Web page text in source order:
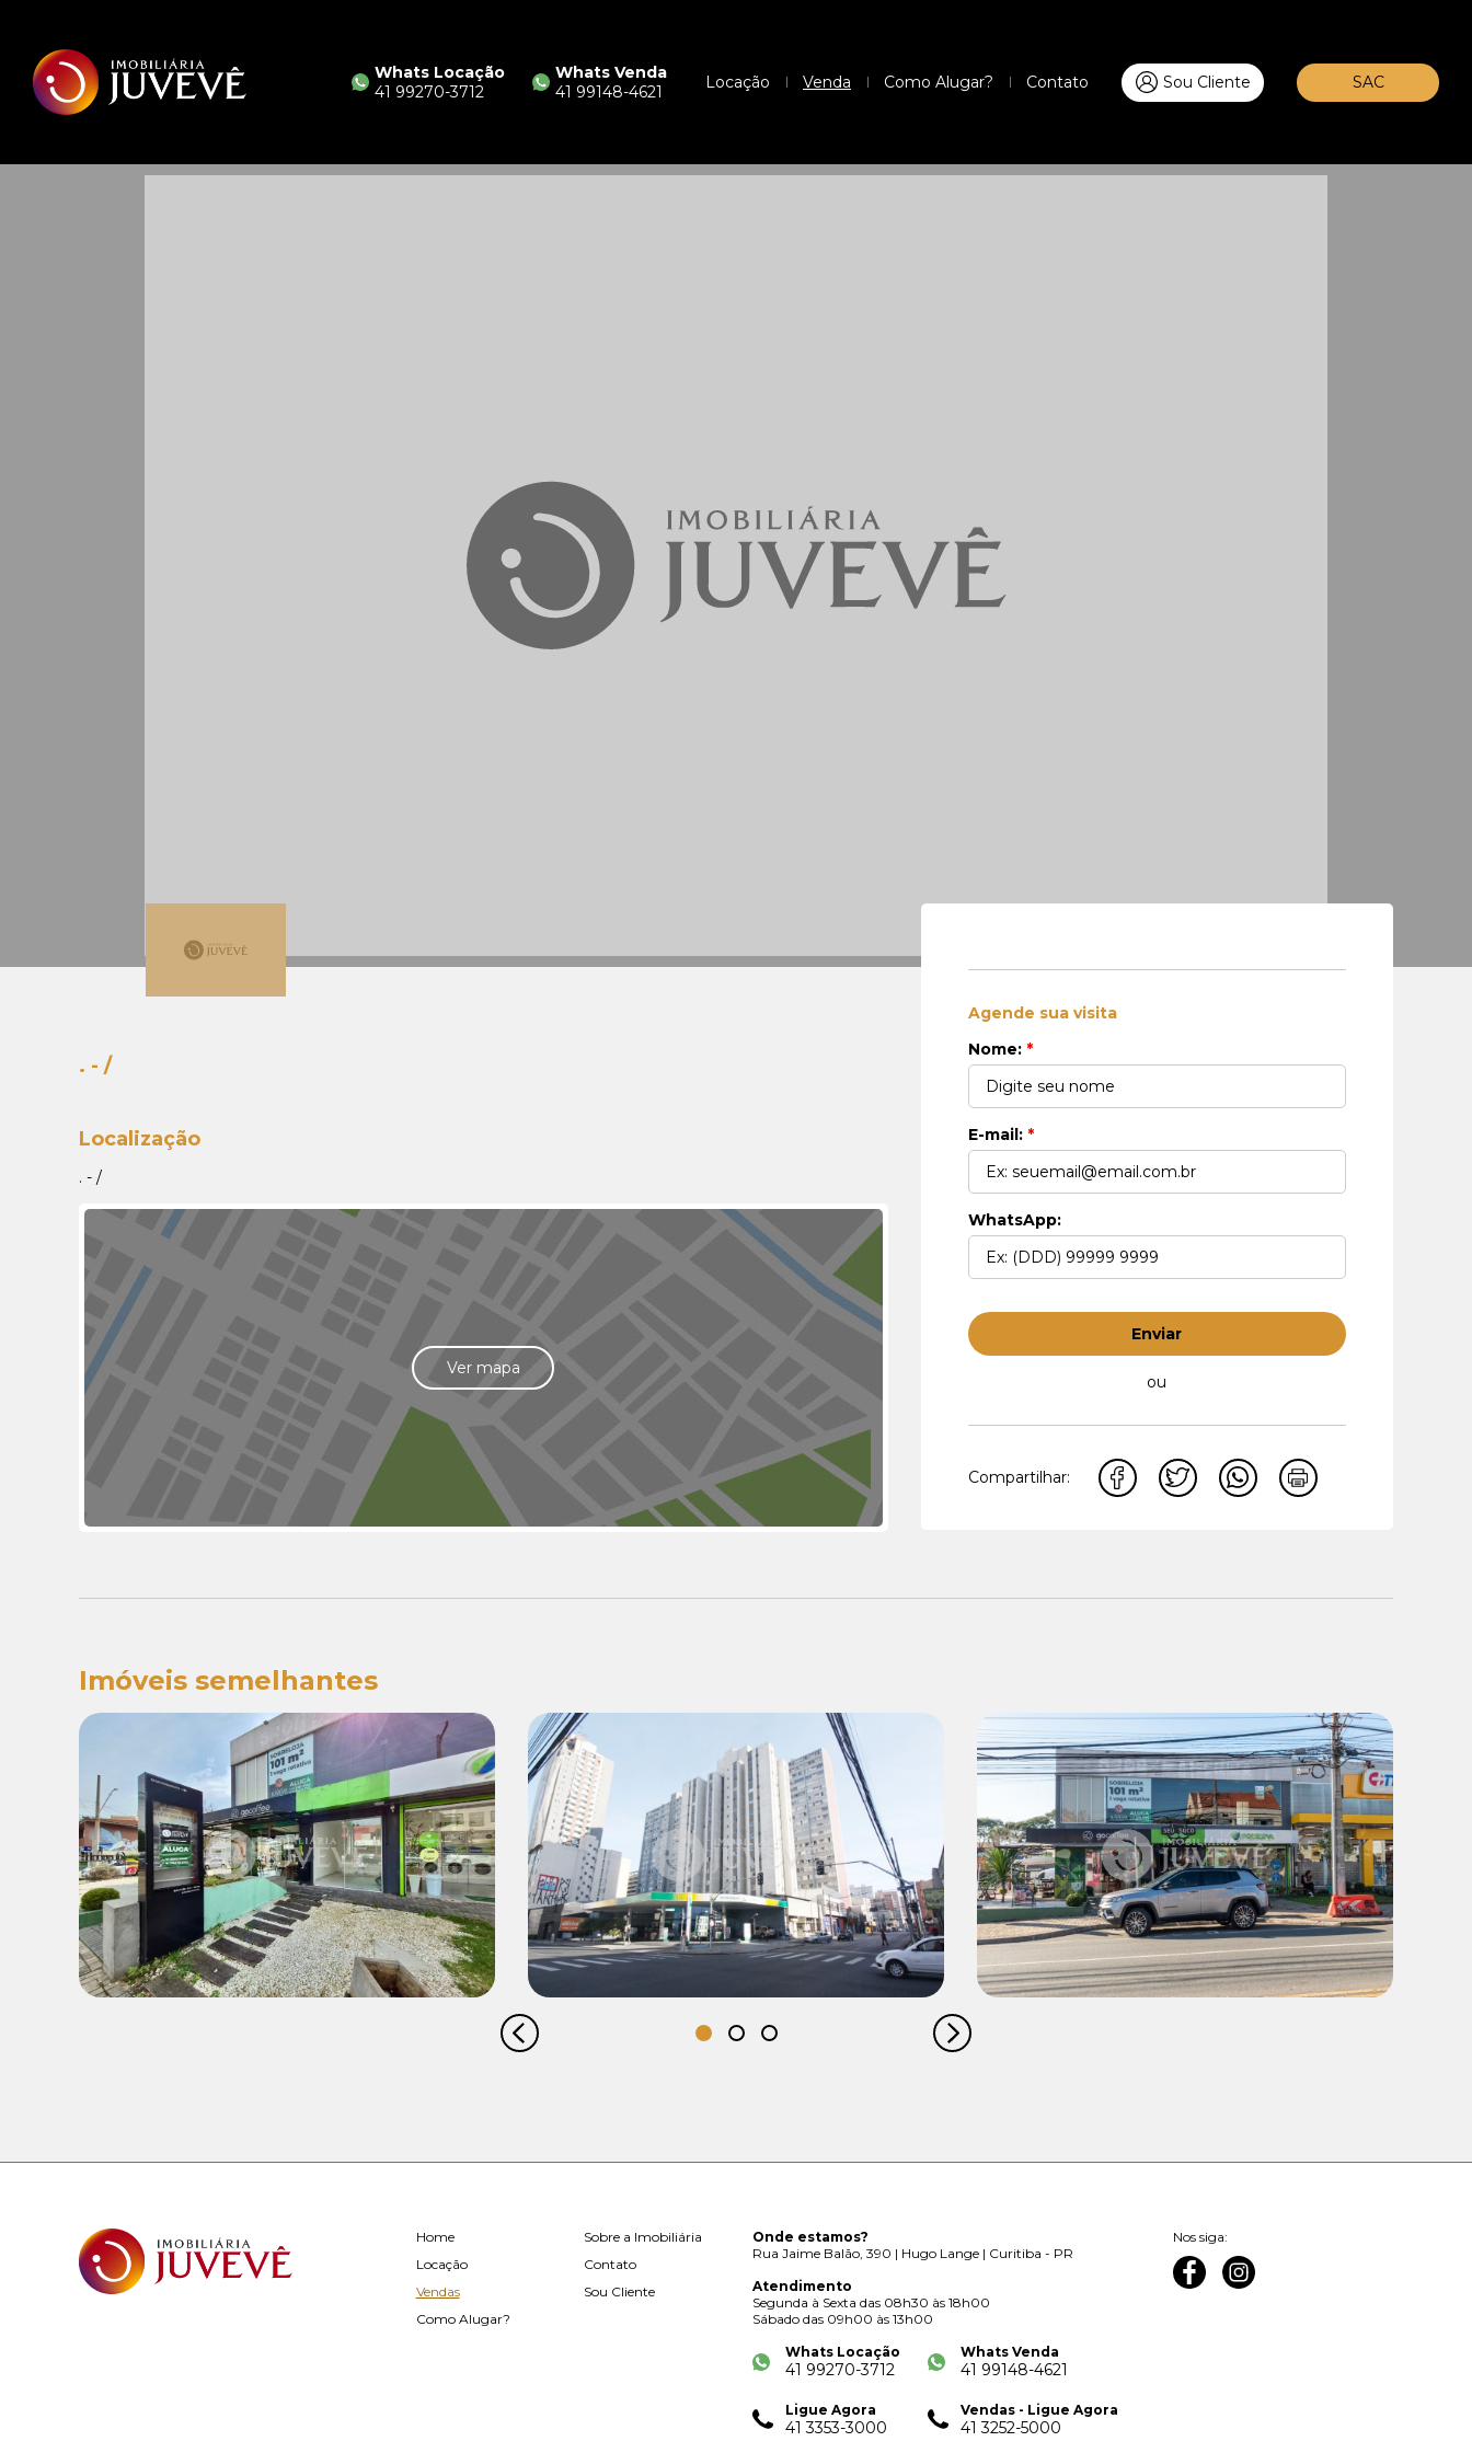
Whats Locação
41 99270-3712
Whats Venda
41 99148-4621
Locação Venda Como Alugar? Contato Sou Cliente SAC
. - /
Agende sua visita
Nome: *
E-mail: *
WhatsApp:
Enviar
ou
Compartilhar:
Localização
. - /
Ver mapa
Imóveis semelhantes
Locação:
R$ 3.000,00
Locação:
R$ 990,00
Locação:
R$ 5.900,00
Home
Locação
Vendas
Como Alugar?
Sobre a Imobiliária
Contato
Sou Cliente
Onde estamos?
Rua Jaime Balão, 390 | Hugo Lange | Curitiba - PR
Atendimento
Segunda à Sexta das 08h30 às 18h00
Sábado das 09h00 às 13h00
Whats Locação
41 99270-3712
Whats Venda
41 99148-4621
Ligue Agora
41 3353-3000
Vendas - Ligue Agora
41 3252-5000
Nos siga: